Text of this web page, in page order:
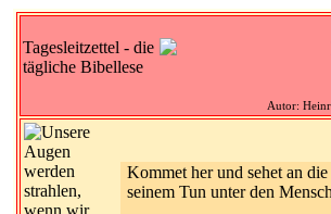
Tagesleitzettel - die
tägliche Bibellese
Autor:
Kommet her und sehet an
seinem Tun unter den